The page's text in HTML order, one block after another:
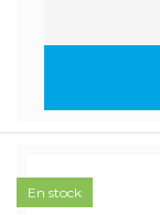
En stock